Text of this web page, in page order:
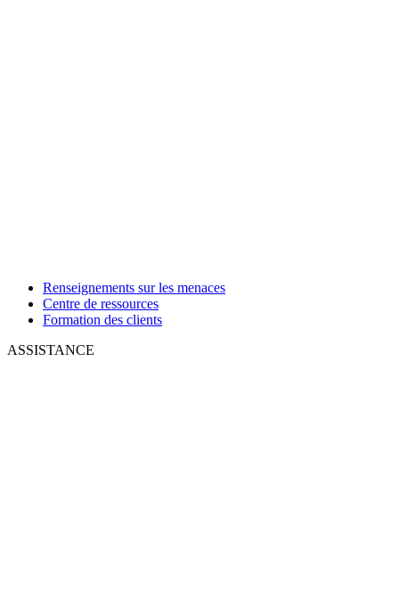
Renseignements sur les menaces
Centre de ressources
Formation des clients
ASSISTANCE